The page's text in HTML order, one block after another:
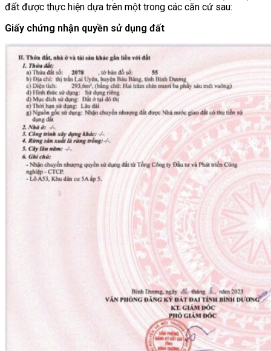
đất được thực hiện dựa trên một trong các căn cứ sau:
Giấy chứng nhận quyền sử dụng đất